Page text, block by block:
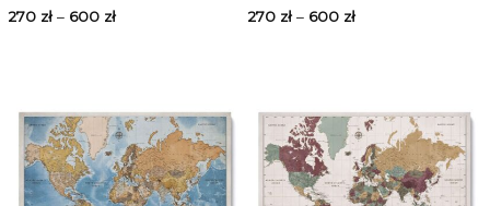
Oceniono
270 zł– 600 zł
Oceniono
270 zł– 600 zł